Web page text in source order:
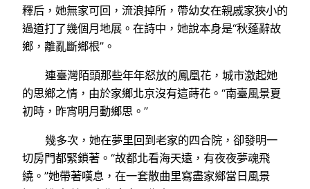
釋后，她無家可回，流浪掉所，帶幼女在親戚家狹小的
過道打了幾個月地展。在詩中，她說本身是“秋蓬辭故
鄉，離亂斷鄉根”。
連臺灣陌頭那些年年怒放的鳳凰花，城市激起她
的思鄉之情，由於家鄉北京沒有這蒔花。“南臺風景夏
初時，昨宵明月動鄉思。”
幾多次，她在夢里回到老家的四合院，卻發明一
切房門都緊鎖著。“故都北看海天遠，有夜夜夢魂飛
繞。”她帶著嘆息，在一套散曲里寫盡家鄉當日風景